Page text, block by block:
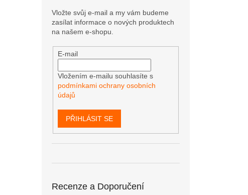
Vložte svůj e-mail a my vám budeme
zasílat informace o nových produktech
na našem e-shopu.
E-mail
Vložením e-mailu souhlasíte s
podmínkami ochrany osobních
údajů
PŘIHLÁSIT SE
Recenze a Doporučení